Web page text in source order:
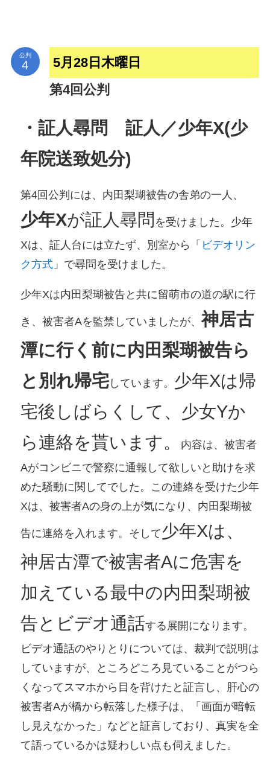
公判
5月28日木曜日
第4回公判
・証人尋問 証人／少年X(少
年院送致処分)
第4回公判には、内田梨瑚被告の舎弟の一人、
少年Xが証人尋問 を受けました。少年
Xは、証人台には立たず、別室から「 ビデオリン
ク方式」で尋問を受けました。
少年Xは内田梨瑚被告と共に留萌市の道の駅に行
き、被害者Aを監禁していましたが、神居古
潭に行く前に内田梨瑚被告ら
と別れ帰宅しています。
少年Xは帰
宅後しばらくして、少女Yか
ら連絡を貰います。
内容は、被害者
Aがコンビニで警察に通報して欲しいと助けを求
めた騒動に関してでした。この連絡を受けた少年
Xは、被害者Aの身の上が気になり、内田梨瑚被
告に連絡を入れます。そして 少年Xは、
神居古潭で被害者Aに危害を
加えている最中の内田梨瑚被
告とビデオ通話する展開になります。
ビデオ通話のやりとりについては、裁判で説明は
していますが、ところどころ見ていることがつら
くなってスマホから目を背けたと証言し、肝心の
被害者Aが橋から転落した様子は、「画面が暗転
し見えなかった」などと証言しており、真実を全
て語っているかは疑わしい点も伺えました。